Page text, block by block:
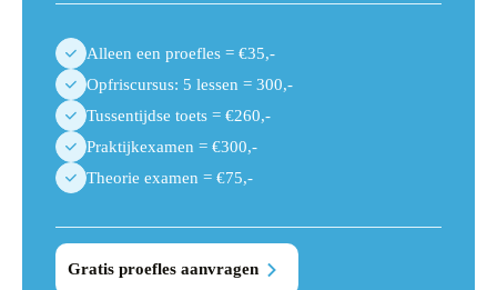
Alleen een proefles = €35,-
Opfriscursus: 5 lessen = 300,-
Tussentijdse toets = €260,-
Praktijkexamen = €300,-
Theorie examen = €75,-
Gratis proefles aanvragen